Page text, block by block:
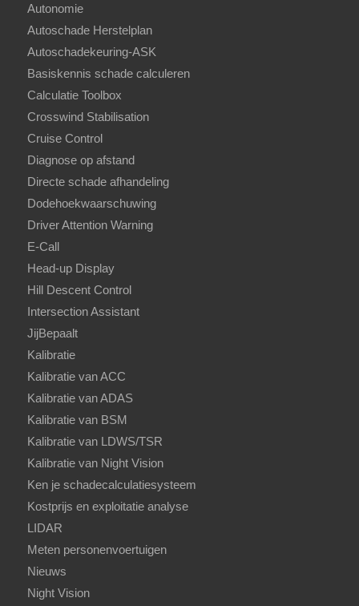
Autonomie
Autoschade Herstelplan
Autoschadekeuring-ASK
Basiskennis schade calculeren
Calculatie Toolbox
Crosswind Stabilisation
Cruise Control
Diagnose op afstand
Directe schade afhandeling
Dodehoekwaarschuwing
Driver Attention Warning
E-Call
Head-up Display
Hill Descent Control
Intersection Assistant
JijBepaalt
Kalibratie
Kalibratie van ACC
Kalibratie van ADAS
Kalibratie van BSM
Kalibratie van LDWS/TSR
Kalibratie van Night Vision
Ken je schadecalculatiesysteem
Kostprijs en exploitatie analyse
LIDAR
Meten personenvoertuigen
Nieuws
Night Vision